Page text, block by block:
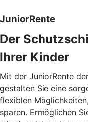
JuniorRente
Der
Ihrer Kinder
Mit der JuniorRente
gestalten Sie eine
flexiblen
sparen. Ermöglichen